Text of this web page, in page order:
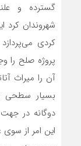
گسترده و
شهروندان کرد
کردی
پروژه صلح را
آن را میراث
بسیار سطحی
دوگانه در
این امر از